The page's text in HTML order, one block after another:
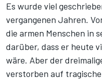
Es wurde viel
vergangenen Jahren.
die armen Menschen in
darüber, dass er heute
wäre. Aber der
verstorben auf